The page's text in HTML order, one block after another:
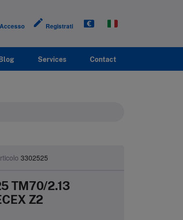
Accesso create Registrati
Services Contact
3302525
TM70/2.13
Z2